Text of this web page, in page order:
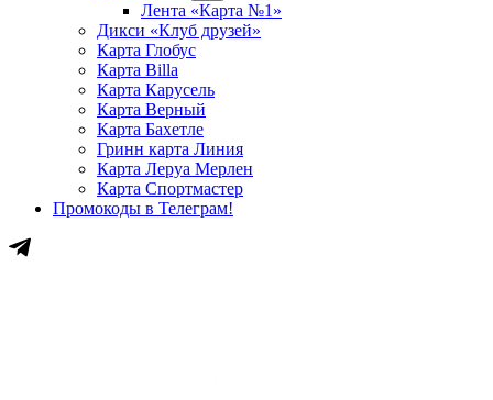
Лента «Карта №1»
Дикси «Клуб друзей»
Карта Глобус
Карта Billa
Карта Карусель
Карта Верный
Карта Бахетле
Гринн карта Линия
Карта Леруа Мерлен
Карта Спортмастер
Промокоды в Телеграм!